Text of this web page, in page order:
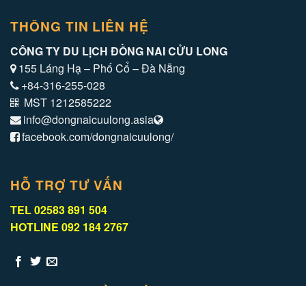
THÔNG TIN LIÊN HỆ
CÔNG TY DU LỊCH ĐỒNG NAI CỬU LONG
155 Láng Hạ – Phố Cổ – Đà Nẵng
+84-316-255-028
MST 1212585222
info@dongnaicuulong.asia
facebook.com/dongnaicuulong/
HỖ TRỢ TƯ VẤN
TEL 02583 891 504
HOTLINE 092 184 2767